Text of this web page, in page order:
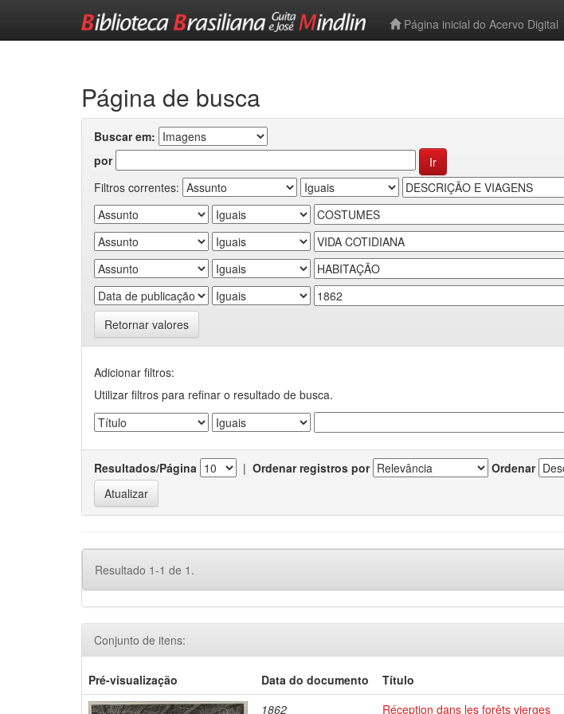
Página inicial do Acervo Digital
Página de busca
Buscar em:
por
Filtros correntes:
Retornar valores
Adicionar filtros:
Utilizar filtros para refinar o resultado de busca.
Resultados/Página | Ordenar registros por Ordenar
Resultado 1-1 de 1.
Conjunto de itens:
Pré-visualização Data do documento Título
1862
Réception dans les forêts vierges